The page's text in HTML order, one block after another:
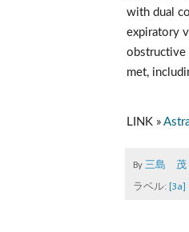
with dual
expiratory
obstructive
met,
LINK »
By 三島 茂
ラベル: